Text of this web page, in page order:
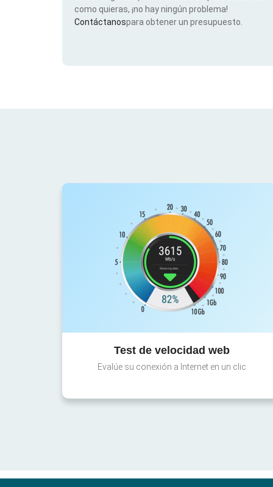
como quieras, ¡no hay ningún problema!
Contáctanospara obtener un presupuesto.
Test de velocidad web
Evalúe su conexión a Internet en un clic